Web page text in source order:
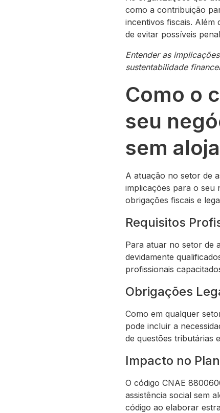
como a contribuição
incentivos fiscais. Além
de evitar possíveis
Entender as
sustentabilidade
Como o
seu
sem
A atuação no setor de
implicações para o seu
obrigações fiscais e
Requisitos
Para atuar no setor de
devidamente
profissionais
Obrigações
Como em qualquer
pode incluir a
de questões tributárias
Impacto no
O código CNAE
assistência social sem
código ao elaborar